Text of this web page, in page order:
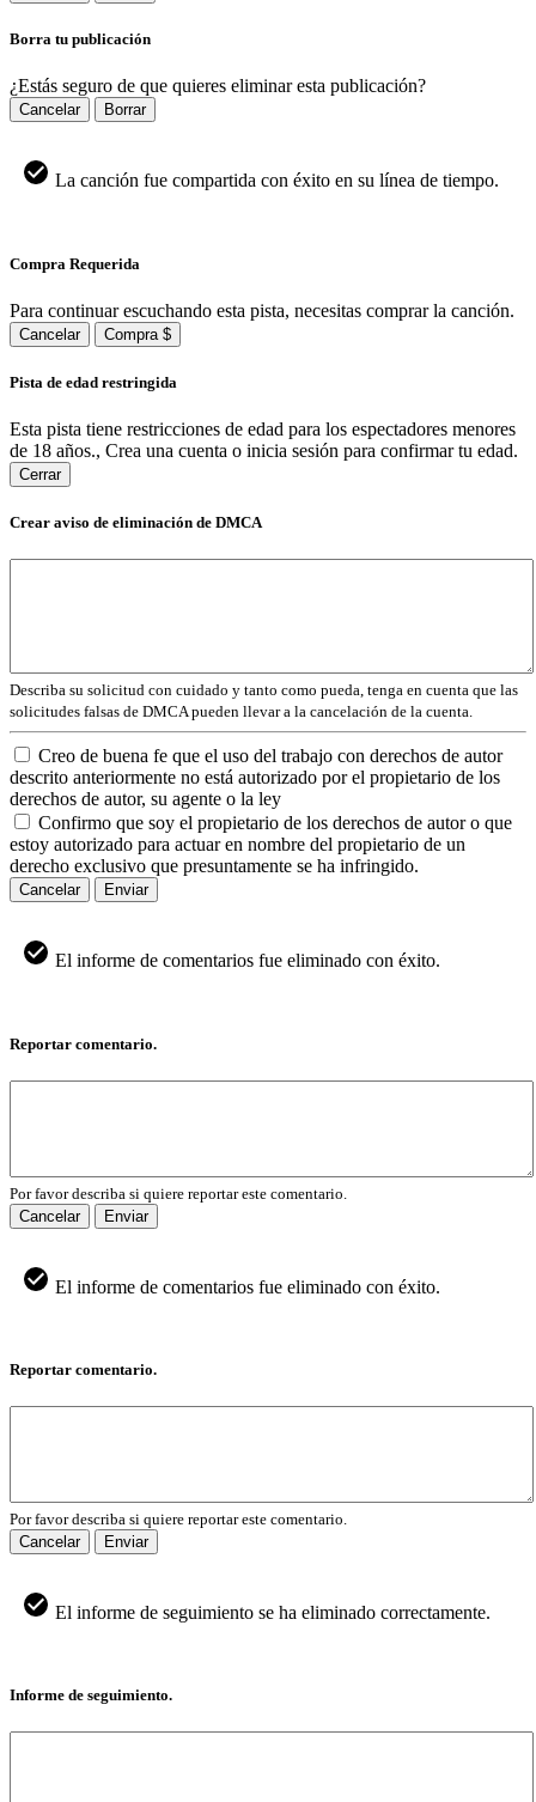
Borra tu publicación
¿Estás seguro de que quieres eliminar esta publicación?
Cancelar Borrar
La canción fue compartida con éxito en su línea de tiempo.
Compra Requerida
Para continuar escuchando esta pista, necesitas comprar la canción.
Cancelar Compra $
Pista de edad restringida
Esta pista tiene restricciones de edad para los espectadores menores
de 18 años., Crea una cuenta o inicia sesión para confirmar tu edad.
Cerrar
Crear aviso de eliminación de DMCA
Describa su solicitud con cuidado y tanto como pueda, tenga en cuenta que las
solicitudes falsas de DMCA pueden llevar a la cancelación de la cuenta.
Creo de buena fe que el uso del trabajo con derechos de autor
descrito anteriormente no está autorizado por el propietario de los
derechos de autor, su agente o la ley
Confirmo que soy el propietario de los derechos de autor o que
estoy autorizado para actuar en nombre del propietario de un
derecho exclusivo que presuntamente se ha infringido.
Cancelar Enviar
El informe de comentarios fue eliminado con éxito.
Reportar comentario.
Por favor describa si quiere reportar este comentario.
Cancelar
Enviar
El informe de comentarios fue eliminado con éxito.
Reportar comentario.
Por favor describa si quiere reportar este comentario.
Cancelar
Enviar
El informe de seguimiento se ha eliminado correctamente.
Informe de seguimiento.